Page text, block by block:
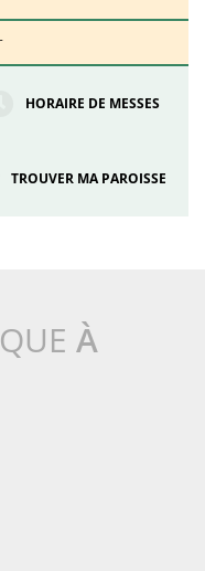
HORAIRE DE MESSES
TROUVER MA PAROISSE
À